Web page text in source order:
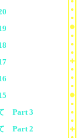
Part 3
Part 2